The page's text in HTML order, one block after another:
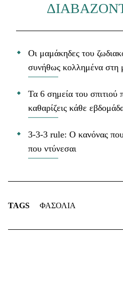
Οι μαμάκηδες του
συνήθως κολλημένα στη
Τα 6 σημεία του σπιτιού
καθαρίζεις κάθε
3-3-3 rule: Ο κανόνας
που ντύνεσαι
TAGS ΦΑΣΟΛΙΑ